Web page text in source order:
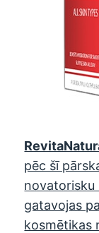
pēc šī
novatorisku
gatavojas
kosmētikas